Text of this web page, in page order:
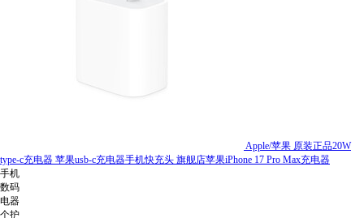
Apple/苹果 原装正品20W
type-c充电器 苹果usb-c充电器手机快充头 旗舰店苹果iPhone 17 Pro Max充电器
手机
数码
电器
个护